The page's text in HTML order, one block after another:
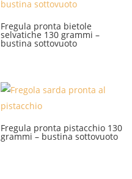
Fregula pronta bietole
selvatiche 130 grammi –
bustina sottovuoto
Fregula pronta pistacchio 130
grammi – bustina sottovuoto